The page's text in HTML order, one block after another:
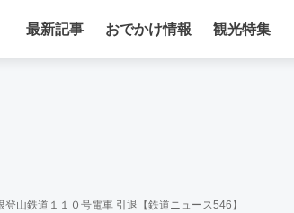
最新記事 おでかけ情報 観光特集
登山鉄道１１０号電車 引退【鉄道ニュース546】